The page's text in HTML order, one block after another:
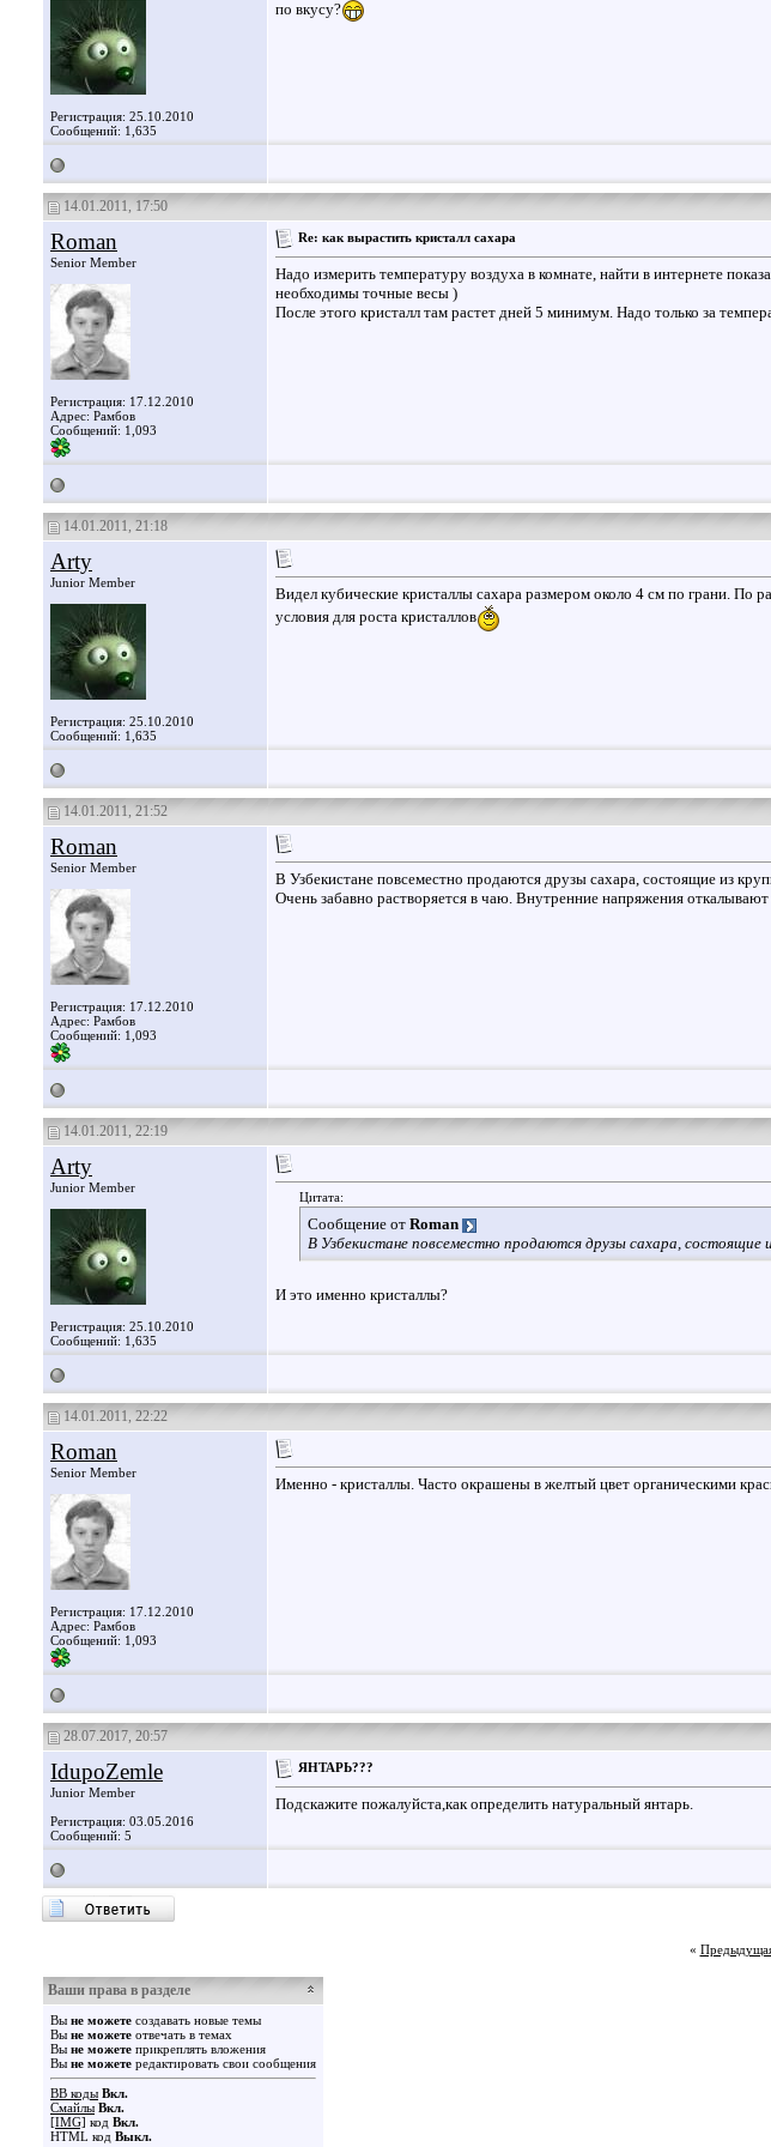
Регистрация: 25.10.2010
Сообщений: 1,635
по вкусу?
14.01.2011, 17:50
Roman
Senior Member
Регистрация: 17.12.2010
Адрес: Рамбов
Сообщений: 1,093
Re: как вырастить кристалл сахара
Надо измерить температуру воздуха в комнате, найти в интернете
необходимы точные весы )
После этого кристалл там растет дней 5 минимум. Надо только за
14.01.2011, 21:18
Arty
Junior Member
Регистрация: 25.10.2010
Сообщений: 1,635
Видел кубические кристаллы сахара размером около 4 см по грани. По
условия для роста кристаллов
14.01.2011, 21:52
Roman
Senior Member
Регистрация: 17.12.2010
Адрес: Рамбов
Сообщений: 1,093
В Узбекистане повсеместно продаются друзы сахара, состоящие из
Очень забавно растворяется в чаю. Внутренние напряжения
14.01.2011, 22:19
Arty
Junior Member
Регистрация: 25.10.2010
Сообщений: 1,635
Цитата:
Сообщение от Roman
В Узбекистане повсеместно продаются друзы сахара, состоящие
И это именно кристаллы?
14.01.2011, 22:22
Roman
Senior Member
Регистрация: 17.12.2010
Адрес: Рамбов
Сообщений: 1,093
Именно - кристаллы. Часто окрашены в желтый цвет органическими
28.07.2017, 20:57
IdupoZemle
Junior Member
Регистрация: 03.05.2016
Сообщений: 5
ЯНТАРЬ???
Подскажите пожалуйста,как определить натуральный янтарь.
«
Ваши права в разделе
Вы не можете создавать новые темы
Вы не можете отвечать в темах
Вы не можете прикреплять вложения
Вы не можете редактировать свои сообщения
BB коды Вкл.
Смайлы Вкл.
[IMG] код Вкл.
HTML код Выкл.